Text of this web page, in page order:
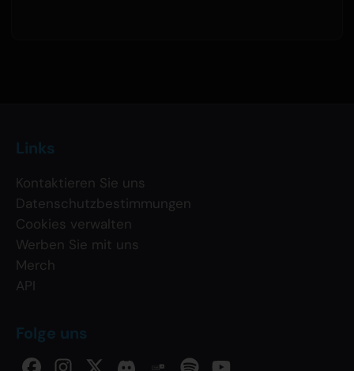
Links
Kontaktieren Sie uns
Datenschutzbestimmungen
Cookies verwalten
Werben Sie mit uns
Merch
API
Folge uns